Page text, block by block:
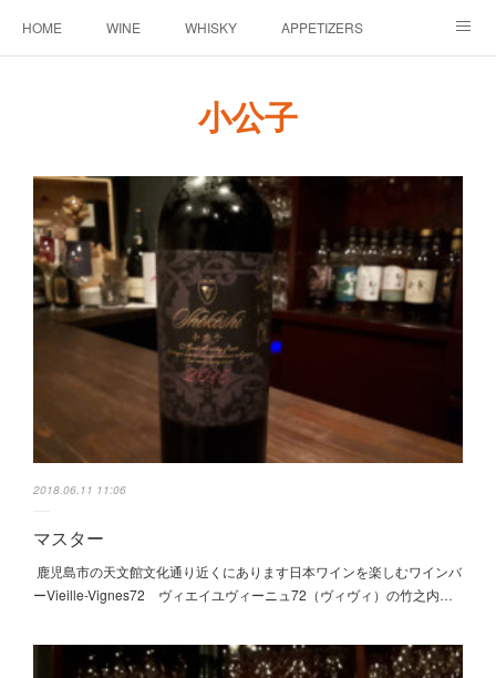
HOME WINE WHISKY APPETIZERS
小公子
2018.06.11 11:06
マスター
鹿児島市の天文館文化通り近くにあります日本ワインを楽しむワインバ
ーVieille-Vignes72 ヴィエイユヴィーニュ72（ヴィヴィ）の竹之内…